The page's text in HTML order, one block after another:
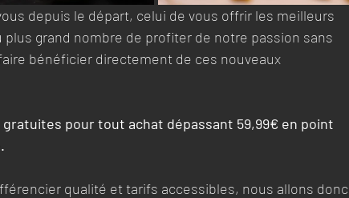
depuis le départ, celui de vous offrir les meilleurs
grand nombre de profiter de notre passion sans
bénéficier directement de ces nouveaux
pour tout achat dépassant 59,99€ en point
qualité et tarifs accessibles, nous allons donc